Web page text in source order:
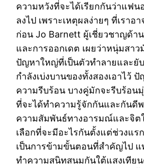
ความหวังที่จะได้เรียกกันว่าแฟน
ลงไป เพราะเหตุผลง่ายๆ ที่เราอ
ก่อน Jo Barnett ผู้เชี่ยวชาญด้า
และการออกเดต เผยว่าหนุ่มสาว
ปัญหาใหญ่ที่เป็นตัวทำลายและยั
กำลังเบ่งบานของทั้งสองเอาไว้
ความรีบร้อน บางคู่มักจะรีบร้อน
ที่จะได้ทำความรู้จักกันและกันดี
ความสัมพันธ์ทางอารมณ์และจิ
เลือกที่จะมีอะไรกันตั้งแต่ช่วงแร
เป็นการข้ามขั้นตอนที่สำคัญไป
ทำความสนิทสนมกันใต้แสงเทีย